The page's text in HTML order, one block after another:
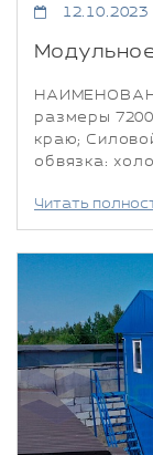
12.10.2023
размеры
краю;
обвязка:
Читать